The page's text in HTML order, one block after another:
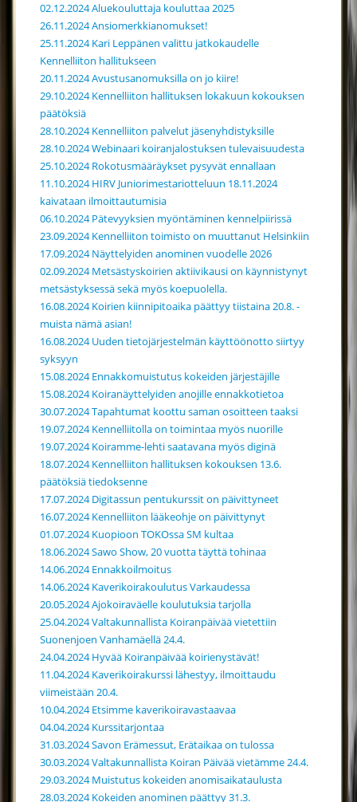
02.12.2024 Aluekouluttaja kouluttaa 2025
26.11.2024 Ansiomerkkianomukset!
25.11.2024 Kari Leppänen valittu jatkokaudelle
Kennelliiton hallitukseen
20.11.2024 Avustusanomuksilla on jo kiire!
29.10.2024 Kennelliiton hallituksen lokakuun kokouksen
päätöksiä
28.10.2024 Kennelliiton palvelut jäsenyhdistyksille
28.10.2024 Webinaari koiranjalostuksen tulevaisuudesta
25.10.2024 Rokotusmääräykset pysyvät ennallaan
11.10.2024 HIRV Juniorimestariotteluun 18.11.2024
kaivataan ilmoittautumisia
06.10.2024 Pätevyyksien myöntäminen kennelpiirissä
23.09.2024 Kennelliiton toimisto on muuttanut Helsinkiin
17.09.2024 Näyttelyiden anominen vuodelle 2026
02.09.2024 Metsästyskoirien aktiivikausi on käynnistynyt
metsästyksessä sekä myös koepuolella.
16.08.2024 Koirien kiinnipitoaika päättyy tiistaina 20.8. -
muista nämä asian!
16.08.2024 Uuden tietojärjestelmän käyttöönotto siirtyy
syksyyn
15.08.2024 Ennakkomuistutus kokeiden järjestäjille
15.08.2024 Koiranäyttelyiden anojille ennakkotietoa
30.07.2024 Tapahtumat koottu saman osoitteen taaksi
19.07.2024 Kennelliitolla on toimintaa myös nuorille
19.07.2024 Koiramme-lehti saatavana myös diginä
18.07.2024 Kennelliiton hallituksen kokouksen 13.6.
päätöksiä tiedoksenne
17.07.2024 Digitassun pentukurssit on päivittyneet
16.07.2024 Kennelliiton lääkeohje on päivittynyt
01.07.2024 Kuopioon TOKOssa SM kultaa
18.06.2024 Sawo Show, 20 vuotta täyttä tohinaa
14.06.2024 Ennakkoilmoitus
14.06.2024 Kaverikoirakoulutus Varkaudessa
20.05.2024 Ajokoiraväelle koulutuksia tarjolla
25.04.2024 Valtakunnallista Koiranpäivää vietettiin
Suonenjoen Vanhamäellä 24.4.
24.04.2024 Hyvää Koiranpäivää koirienystävät!
11.04.2024 Kaverikoirakurssi lähestyy, ilmoittaudu
viimeistään 20.4.
10.04.2024 Etsimme kaverikoiravastaavaa
04.04.2024 Kurssitarjontaa
31.03.2024 Savon Erämessut, Erätaikaa on tulossa
30.03.2024 Valtakunnallista Koiran Päivää vietämme 24.4.
29.03.2024 Muistutus kokeiden anomisaikataulusta
28.03.2024 Kokeiden anominen päättyy 31.3.